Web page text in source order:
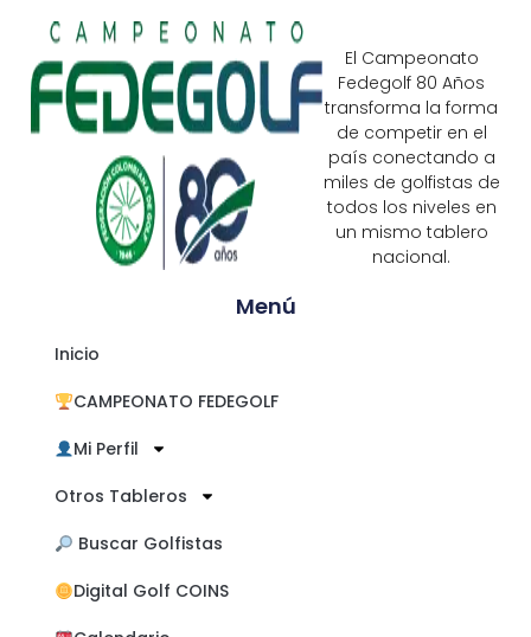
El Campeonato
Fedegolf 80 Años
transforma la forma
de competir en el
país conectando a
miles de golfistas de
todos los niveles en
un mismo tablero
nacional.
Menú
Inicio
CAMPEONATO FEDEGOLF
Mi Perfil
Otros Tableros
​ Buscar Golfistas
Digital Golf COINS